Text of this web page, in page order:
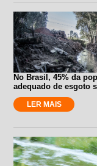
No Brasil, 45% da
adequado de esgoto
LER MAIS